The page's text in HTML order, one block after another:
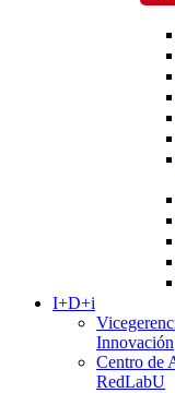
I+D+i
Innovación
Centro de
RedLabU